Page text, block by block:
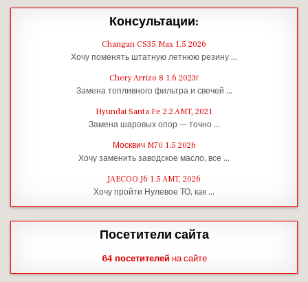
Консультации:
Changan CS35 Max 1.5 2026
Хочу поменять штатную летнюю резину …
Chery Arrizo 8 1.6 2023г
Замена топливного фильтра и свечей …
Hyundai Santa Fe 2.2 AMT, 2021
Замена шаровых опор — точно …
Москвич M70 1.5 2026
Хочу заменить заводское масло, все …
JAECOO J6 1.5 AMT, 2026
Хочу пройти Нулевое ТО, как …
Посетители сайта
64 посетителейна сайте